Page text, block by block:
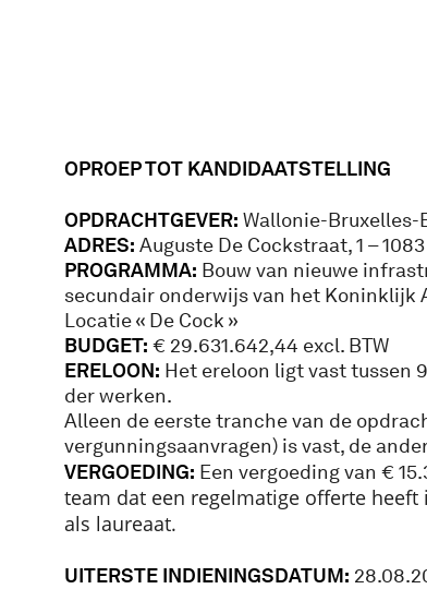
OPROEP TOT KANDIDAATSTELLING
OPDRACHTGEVER: Wallonie-Bruxelles-
ADRES: Auguste De Cockstraat, 1 –
PROGRAMMA: Bouw van nieuwe
secundair onderwijs van het Koninklijk
Locatie « De Cock »
BUDGET: € 29.631.642,44 excl. BTW
ERELOON: Het ereloon ligt vast tussen
der werken.
Alleen de eerste tranche van de
vergunningsaanvragen) is vast, de
VERGOEDING: Een vergoeding van €
team dat een regelmatige offerte heeft
als laureaat.
UITERSTE INDIENINGSDATUM: